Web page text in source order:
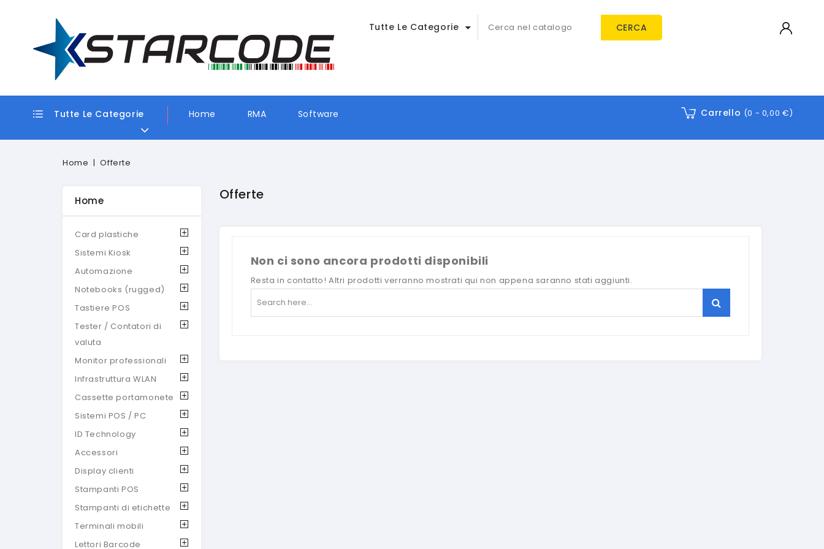
Tutte Le Categorie CERCA
Tutte Le Categorie Home RMA Software Carrello (0 - 0,00 €)
Home Offerte
Home
Card plastiche
Sistemi Kiosk
Automazione
Notebooks (rugged)
Tastiere POS
Tester / Contatori di
valuta
Monitor professionali
Infrastruttura WLAN
Cassette portamonete
Sistemi POS / PC
ID Technology
Accessori
Display clienti
Stampanti POS
Stampanti di etichette
Terminali mobili
Lettori Barcode
Offerte
Non ci sono ancora prodotti disponibili
Resta in contatto! Altri prodotti verranno mostrati qui non appena saranno stati aggiunti.